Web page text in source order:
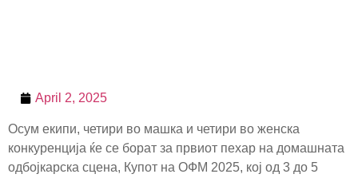
April 2, 2025
Осум екипи, четири во машка и четири во женска
конкуренција ќе се борат за првиот пехар на домашната
одбојкарска сцена, Купот на ОФМ 2025, кој од 3 до 5